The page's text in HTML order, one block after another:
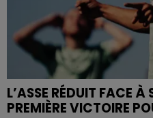
L’ASSE RÉDUIT FACE
PREMIÈRE VICTOIRE